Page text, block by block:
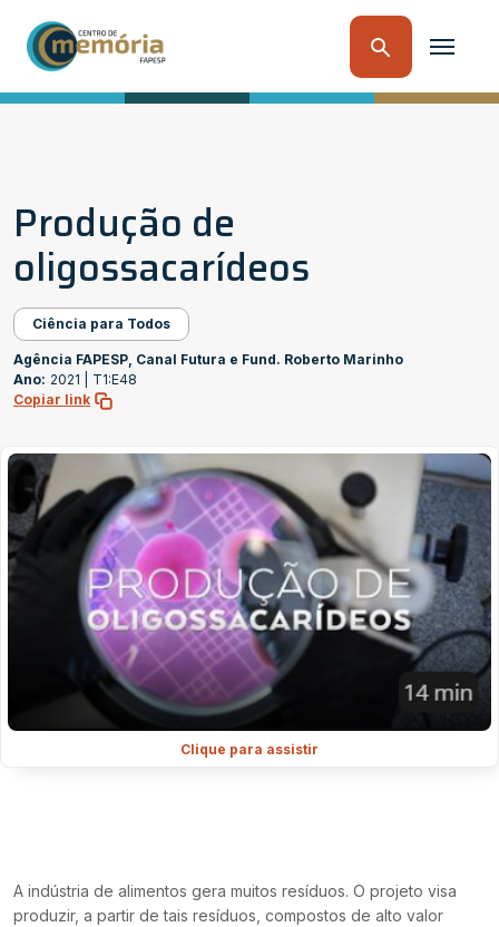
Produção de
oligossacarídeos
Ciência para Todos
Agência FAPESP, Canal Futura e Fund. Roberto Marinho
Ano: 2021 |
T1:E48
Copiar link
Clique para assistir
A indústria de alimentos gera muitos resíduos. O projeto visa
produzir, a partir de tais resíduos, compostos de alto valor